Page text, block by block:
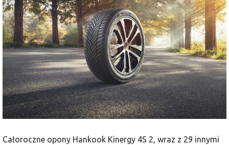
Całoroczne opony Hankook Kinergy 4S 2, wraz z 29 innymi